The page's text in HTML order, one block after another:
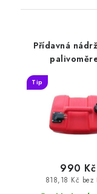
Přídavná
Tip
818,18 Kč bez
990 Kč